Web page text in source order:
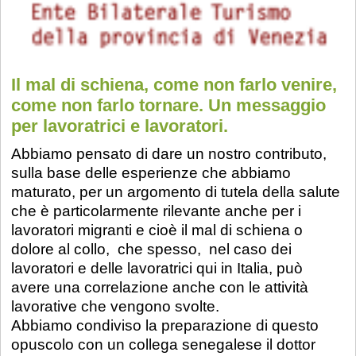
Il mal di schiena, come non farlo venire,
come non farlo tornare. Un messaggio
per lavoratrici e lavoratori.
Abbiamo pensato di dare un nostro contributo,
sulla base delle esperienze che abbiamo
maturato, per un argomento di tutela della salute
che è particolarmente rilevante anche per i
lavoratori migranti e cioè il mal di schiena o
dolore al collo, che spesso, nel caso dei
lavoratori e delle lavoratrici qui in Italia, può
avere una correlazione anche con le attività
lavorative che vengono svolte.
Abbiamo condiviso la preparazione di questo
opuscolo con un collega senegalese il dottor